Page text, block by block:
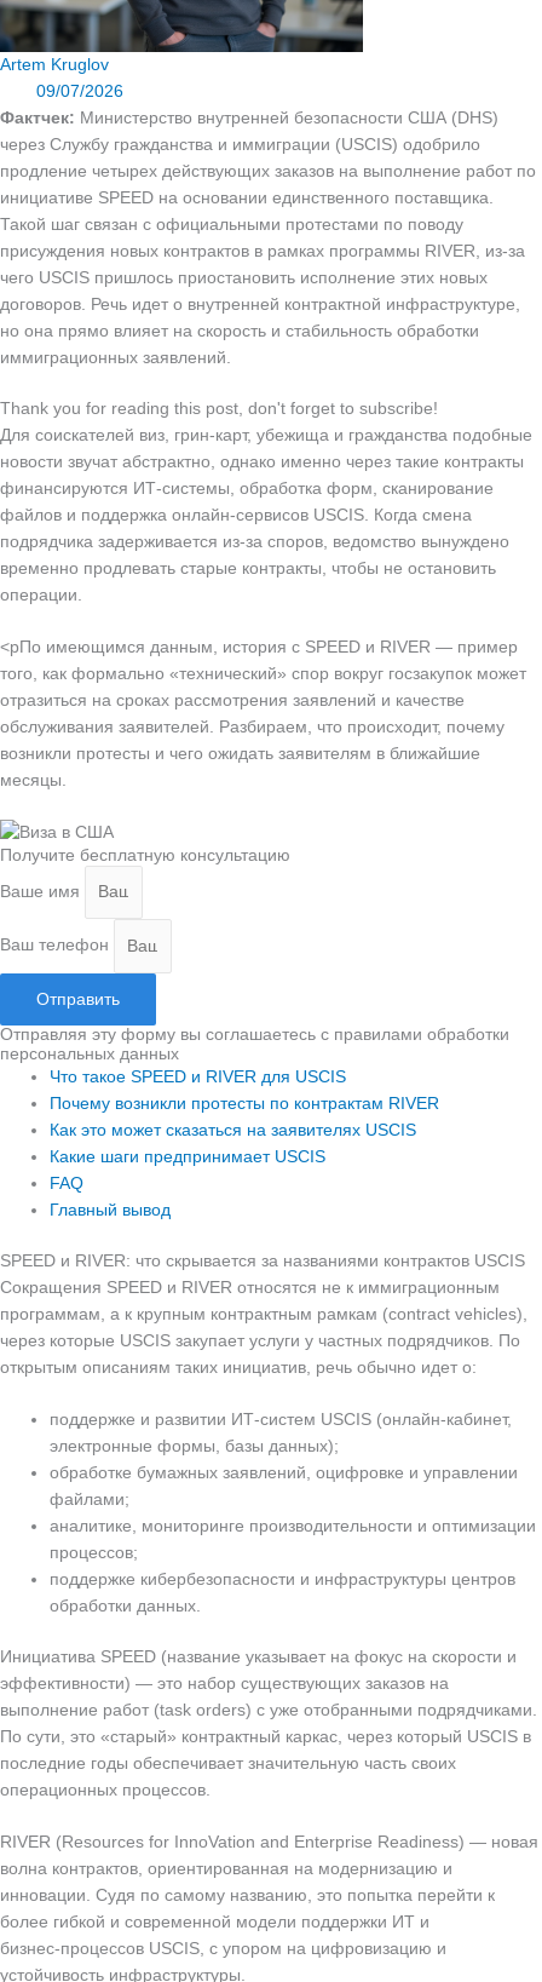
Artem Kruglov
09/07/2026
Фактчек: Министерство внутренней безопасности США (DHS)
через Службу гражданства и иммиграции (USCIS) одобрило
продление четырех действующих заказов на выполнение работ по
инициативе SPEED на основании единственного поставщика.
Такой шаг связан с официальными протестами по поводу
присуждения новых контрактов в рамках программы RIVER, из‑за
чего USCIS пришлось приостановить исполнение этих новых
договоров. Речь идет о внутренней контрактной инфраструктуре,
но она прямо влияет на скорость и стабильность обработки
иммиграционных заявлений.
Thank you for reading this post, don't forget to subscribe!
Для соискателей виз, грин-карт, убежища и гражданства подобные
новости звучат абстрактно, однако именно через такие контракты
финансируются ИТ‑системы, обработка форм, сканирование
файлов и поддержка онлайн‑сервисов USCIS. Когда смена
подрядчика задерживается из‑за споров, ведомство вынуждено
временно продлевать старые контракты, чтобы не остановить
операции.
<pПо имеющимся данным, история с SPEED и RIVER — пример
того, как формально «технический» спор вокруг госзакупок может
отразиться на сроках рассмотрения заявлений и качестве
обслуживания заявителей. Разбираем, что происходит, почему
возникли протесты и чего ожидать заявителям в ближайшие
месяцы.
Получите бесплатную консультацию
Ваше имя
Ваш телефон
Отправить
Отправляя эту форму вы соглашаетесь с правилами обработки
персональных данных
Что такое SPEED и RIVER для USCIS
Почему возникли протесты по контрактам RIVER
Как это может сказаться на заявителях USCIS
Какие шаги предпринимает USCIS
FAQ
Главный вывод
SPEED и RIVER: что скрывается за названиями контрактов USCIS
Сокращения SPEED и RIVER относятся не к иммиграционным
программам, а к крупным контрактным рамкам (contract vehicles),
через которые USCIS закупает услуги у частных подрядчиков. По
открытым описаниям таких инициатив, речь обычно идет о:
поддержке и развитии ИТ‑систем USCIS (онлайн‑кабинет,
электронные формы, базы данных);
обработке бумажных заявлений, оцифровке и управлении
файлами;
аналитике, мониторинге производительности и оптимизации
процессов;
поддержке кибербезопасности и инфраструктуры центров
обработки данных.
Инициатива SPEED (название указывает на фокус на скорости и
эффективности) — это набор существующих заказов на
выполнение работ (task orders) с уже отобранными подрядчиками.
По сути, это «старый» контрактный каркас, через который USCIS в
последние годы обеспечивает значительную часть своих
операционных процессов.
RIVER (Resources for InnoVation and Enterprise Readiness) — новая
волна контрактов, ориентированная на модернизацию и
инновации. Судя по самому названию, это попытка перейти к
более гибкой и современной модели поддержки ИТ и
бизнес‑процессов USCIS, с упором на цифровизацию и
устойчивость инфраструктуры.